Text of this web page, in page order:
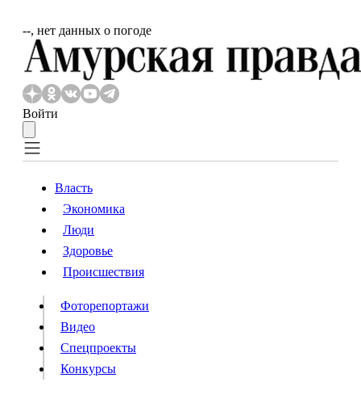
‐‐, нет данных о погоде
Войти
Власть
Происшествия
Видео
Конкурсы
Власть
Экономика
Люди
Здоровье
Происшествия
Фоторепортажи
Видео
Спецпроекты
Конкурсы